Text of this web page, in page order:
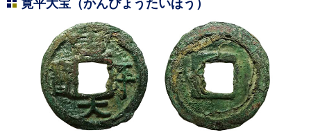
寛平大宝（かんぴょうたいほう）